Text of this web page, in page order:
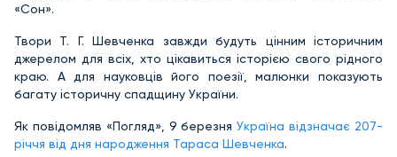
«Сон».
Твори Т. Г. Шевченка завжди будуть цінним історичним
джерелом для всіх, хто цікавиться історією свого рідного
краю. А для науковців його поезії, малюнки показують
багату історичну спадщину України.
Як повідомляв «Погляд», 9 березняУкраїна відзначає 207-
річчя від дня народження Тараса Шевченка.